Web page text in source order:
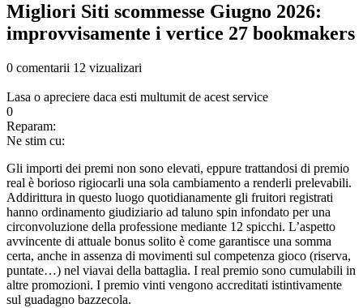
Migliori Siti scommesse Giugno 2026:
improvvisamente i vertice 27 bookmakers
0 comentarii 12 vizualizari
Lasa o apreciere daca esti multumit de acest service
0
Reparam:
Ne stim cu:
Gli importi dei premi non sono elevati, eppure trattandosi di premio
real è borioso rigiocarli una sola cambiamento a renderli prelevabili.
Addirittura in questo luogo quotidianamente gli fruitori registrati
hanno ordinamento giudiziario ad taluno spin infondato per una
circonvoluzione della professione mediante 12 spicchi. L’aspetto
avvincente di attuale bonus solito è come garantisce una somma
certa, anche in assenza di movimenti sul competenza gioco (riserva,
puntate…) nel viavai della battaglia. I real premio sono cumulabili in
altre promozioni. I premio vinti vengono accreditati istintivamente
sul guadagno bazzecola.